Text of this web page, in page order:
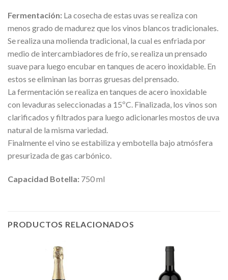
Fermentación: La cosecha de estas uvas se realiza con
menos grado de madurez que los vinos blancos tradicionales.
Se realiza una molienda tradicional, la cual es enfriada por
medio de intercambiadores de frío, se realiza un prensado
suave para luego encubar en tanques de acero inoxidable. En
estos se eliminan las borras gruesas del prensado.
La fermentación se realiza en tanques de acero inoxidable
con levaduras seleccionadas a 15ºC. Finalizada, los vinos son
clarificados y filtrados para luego adicionarles mostos de uva
natural de la misma variedad.
Finalmente el vino se estabiliza y embotella bajo atmósfera
presurizada de gas carbónico.
Capacidad Botella: 750 ml
PRODUCTOS RELACIONADOS